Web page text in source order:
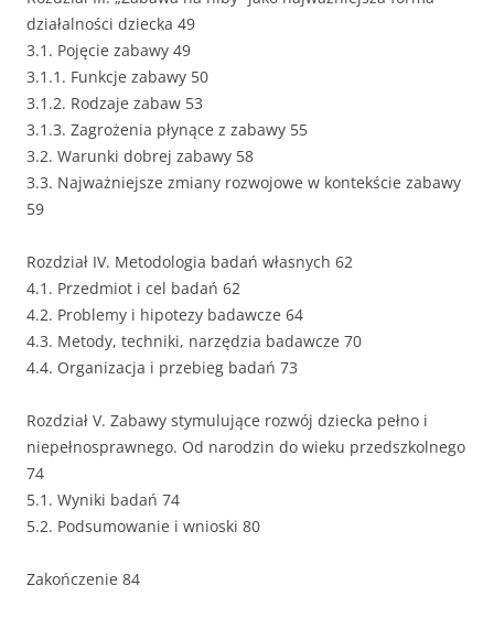
działalności dziecka 49
3.1. Pojęcie zabawy 49
3.1.1. Funkcje zabawy 50
3.1.2. Rodzaje zabaw 53
3.1.3. Zagrożenia płynące z zabawy 55
3.2. Warunki dobrej zabawy 58
3.3. Najważniejsze zmiany rozwojowe w kontekście zabawy
59
Rozdział IV. Metodologia badań własnych 62
4.1. Przedmiot i cel badań 62
4.2. Problemy i hipotezy badawcze 64
4.3. Metody, techniki, narzędzia badawcze 70
4.4. Organizacja i przebieg badań 73
Rozdział V. Zabawy stymulujące rozwój dziecka pełno i
niepełnosprawnego. Od narodzin do wieku przedszkolnego
74
5.1. Wyniki badań 74
5.2. Podsumowanie i wnioski 80
Zakończenie 84